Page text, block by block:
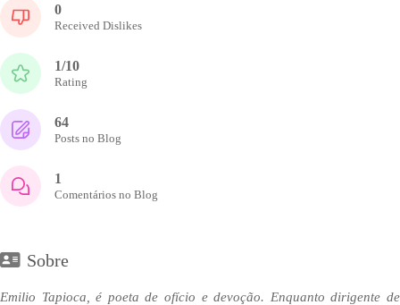
0
Received Dislikes
1/10
Rating
64
Posts no Blog
1
Comentários no Blog
Sobre
Emilio Tapioca, é poeta de ofício e devoção. Enquanto dirigente de